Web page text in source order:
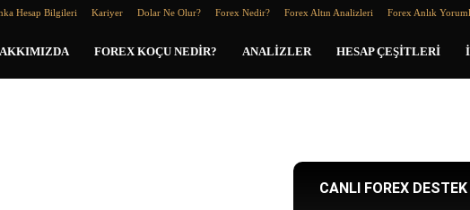
Hesap Bilgileri Kariyer Dolar Ne Olur? Forex Nedir? Forex Altın Analizleri Forex Anlık
FOREX KOÇU NEDIR? ANALIZLER HESAP ÇEŞITLERI
CANLI FOREX